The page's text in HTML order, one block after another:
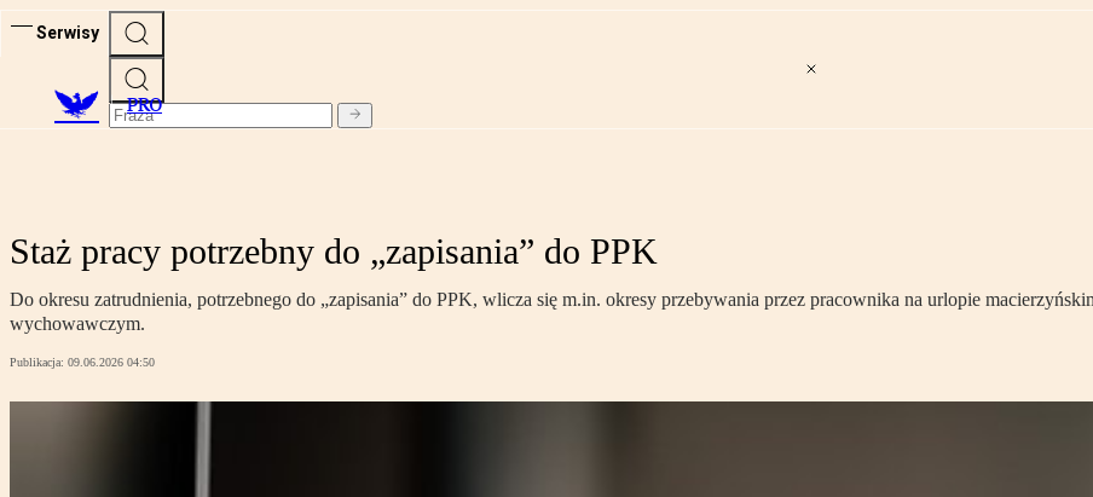
Serwisy
PRO
Staż pracy potrzebny do „zapisania” do PPK
Do okresu zatrudnienia, potrzebnego do „zapisania” do PPK, wlicza się m.in. okresy przebywania przez pracownika na urlopie
wychowawczym.
Publikacja: 09.06.2026 04:50